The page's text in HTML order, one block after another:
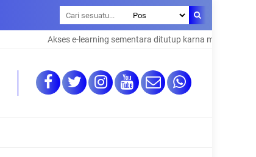
Akses e-learning sementara ditutup karna maintenance